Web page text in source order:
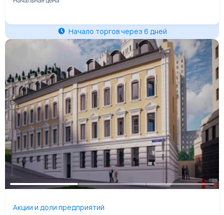
Начало торгов через 6 дней
Акции и доли предприятий